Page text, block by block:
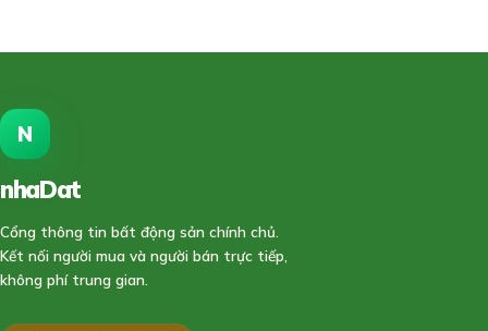
N
nhaDat
Cổng thông tin bất động sản chính chủ.
Kết nối người mua và người bán trực tiếp,
không phí trung gian.